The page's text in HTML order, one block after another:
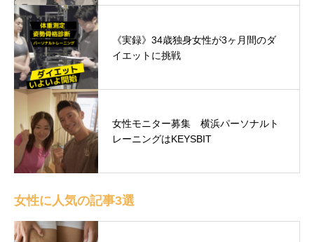
《実録》34歳独身女性が3ヶ月間のダ
イエットに挑戦
女性モニター募集 横浜パーソナルト
レーニングはKEYSBIT
女性に人気の記事3選